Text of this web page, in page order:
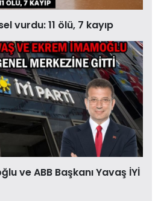
vurdu: 11 ölü, 7 kayıp
ve ABB Başkanı Yavaş İYİ